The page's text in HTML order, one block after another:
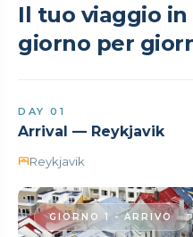
Il tuo viaggio in
giorno per
DAY 01
Arrival — Reykjavik
Reykjavik
GIORNO 1 - ARRIVO